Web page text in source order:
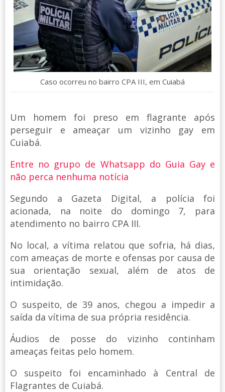
Caso ocorreu no bairro CPA III, em Cuiabá
Um homem foi preso em flagrante após
perseguir e ameaçar um vizinho gay em
Cuiabá.
Entre no grupo de Whatsapp do Guia Gay e
não perca nenhuma notícia
Segundo a Gazeta Digital, a polícia foi
acionada, na noite do domingo 7, para
atendimento no bairro CPA III.
No local, a vítima relatou que sofria, há dias,
com ameaças de morte e ofensas por causa de
sua orientação sexual, além de atos de
intimidação.
O suspeito, de 39 anos, chegou a impedir a
saída da vítima de sua própria residência.
Áudios de posse do vizinho continham
ameaças feitas pelo homem.
O suspeito foi encaminhado à Central de
Flagrantes de Cuiabá.